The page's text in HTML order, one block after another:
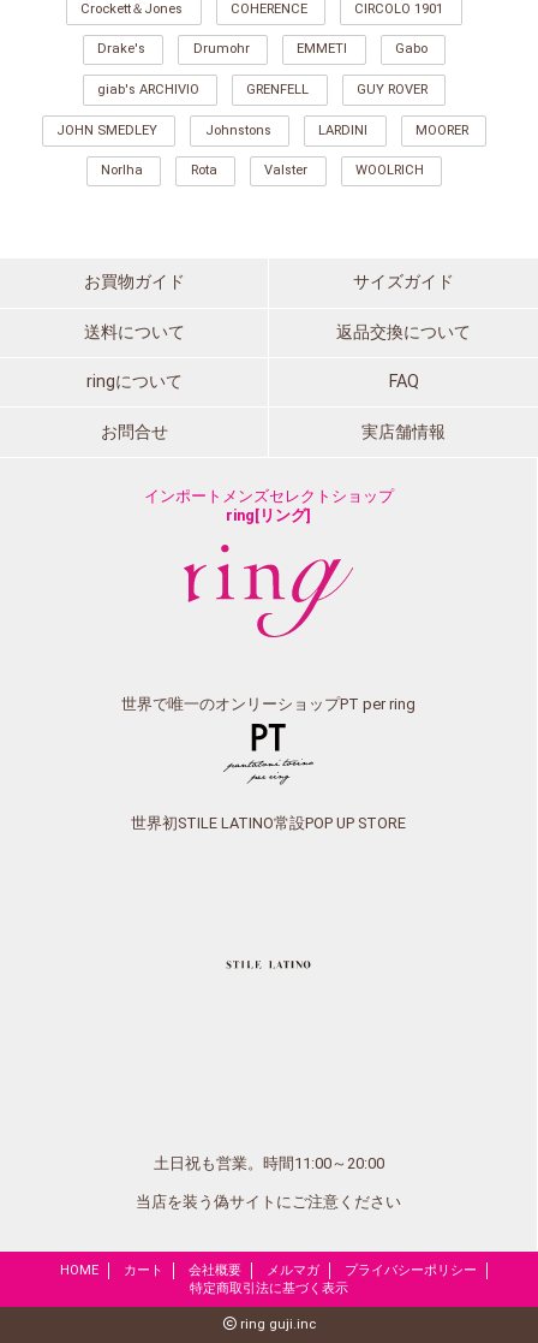
Crockett＆Jones COHERENCE CIRCOLO 1901
Drake's Drumohr EMMETI Gabo
giab's ARCHIVIO GRENFELL GUY ROVER
JOHN SMEDLEY Johnstons LARDINI MOORER
Norlha Rota Valster WOOLRICH
お買物ガイド サイズガイド
送料について 返品交換について
ringについて FAQ
お問合せ 実店舗情報
インポートメンズセレクトショップ
ring[リング]
世界で唯一のオンリーショップPT per ring
世界初STILE LATINO常設POP UP STORE
土日祝も営業。時間11:00～20:00
当店を装う偽サイトにご注意ください
HOME カート 会社概要 メルマガ
プライバシーポリシー
特定商取引法に基づく表示
ring guji.inc